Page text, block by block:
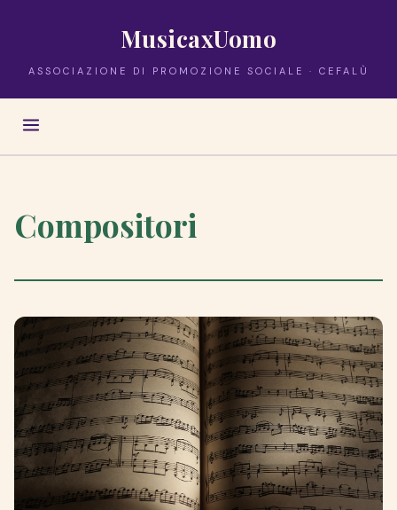
MusicaxUomo
ASSOCIAZIONE DI PROMOZIONE SOCIALE · CEFALÙ
Compositori